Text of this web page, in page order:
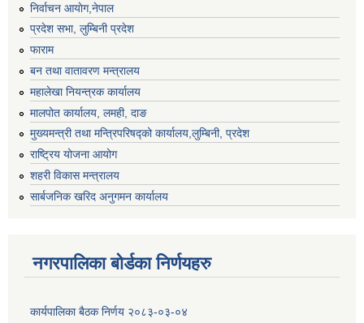
निर्वाचन आयाेग,नेपाल
प्रदेश सभा, लुम्बिनी प्रदेश
फाराम
बन तथा वातावरण मन्त्रालय
महालेखा नियन्त्रक कार्यालय
मालपोत कार्यालय, लमही, दाङ
मुख्यमन्त्री तथा मन्त्रिपरिषद्को कार्यालय,लुम्बिनी, प्रदेश
राष्ट्रिय योजना आयोग
शहरी विकास मन्त्रालय
सार्बजनिक खरिद अनुगमन कार्यालय
नगरपालिका बोर्डका निर्णयहरु
कार्यपालिका बैठक निर्णय २०८३-०३-०४